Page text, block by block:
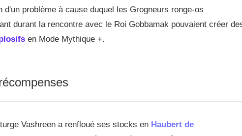
d'un problème à cause duquel les Grogneurs ronge-os
durant la rencontre avec le Roi Gobbamak pouvaient créer
en Mode Mythique +.
Vashreen a renfloué ses stocks en Haubert de